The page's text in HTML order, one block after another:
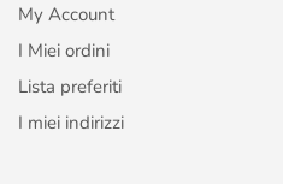
My Account
I Miei ordini
Lista preferiti
I miei indirizzi